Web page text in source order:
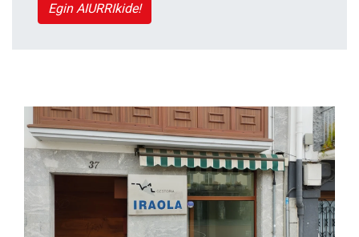
Egin AIURRIkide!